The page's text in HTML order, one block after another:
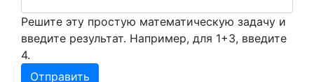
Решите эту простую математическую задачу и
введите результат. Например, для 1+3, введите
4.